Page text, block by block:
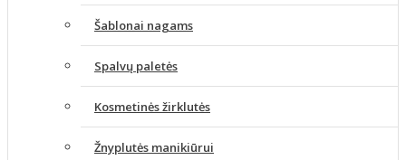
Šablonai nagams
Spalvų paletės
Kosmetinės žirklutės
Žnyplutės manikiūrui